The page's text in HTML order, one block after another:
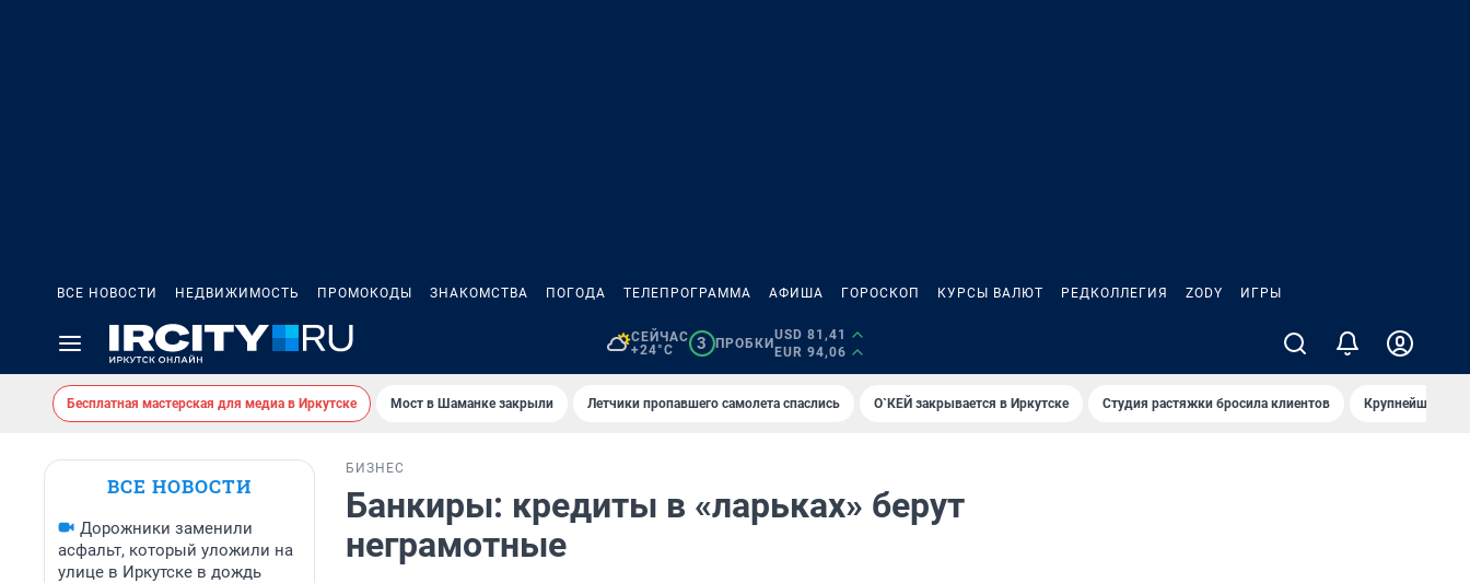
ВСЕ НОВОСТИ НЕДВИЖИМОСТЬ ПРОМОКОДЫ ЗНАКОМСТВА ПОГОДА ТЕЛЕПРОГРАММА АФИША ГОРОСКОП КУРСЫ ВАЛЮТ РЕДКОЛЛЕГИЯ ZODY ИГРЫ
СЕЙЧАС
+24°C
3 ПРОБКИ
USD 81,41
EUR 94,06
Бесплатная мастерская для медиа в Иркутске Мост в Шаманке закрыли Летчики пропавшего самолета спаслись О`КЕЙ закрывается в Иркутске Студия растяжки бросила клиентов Крупнейшие
ВСЕ НОВОСТИ
Дорожники заменили
асфальт, который уложили на
улице в Иркутске в дождь
БИЗНЕС
Банкиры: кредиты в «ларьках» берут
неграмотные